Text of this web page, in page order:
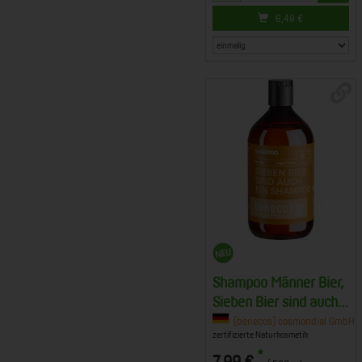
6,49 €
Shampoo Männer Bier,
Sieben Bier sind auch
ein Shampoo
(benecos) cosmondial GmbH
zertifizierte Naturkosmetik
*